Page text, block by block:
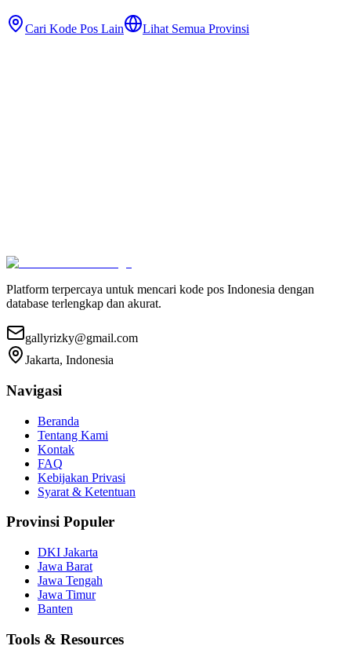
Cari Kode Pos Lain Lihat Semua Provinsi
Platform terpercaya untuk mencari kode pos Indonesia dengan
database terlengkap dan akurat.
gallyrizky@gmail.com
Jakarta, Indonesia
Navigasi
Beranda
Tentang Kami
Kontak
FAQ
Kebijakan Privasi
Syarat & Ketentuan
Provinsi Populer
DKI Jakarta
Jawa Barat
Jawa Tengah
Jawa Timur
Banten
Tools & Resources